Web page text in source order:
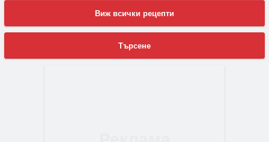
Виж всички рецепти
Търсене